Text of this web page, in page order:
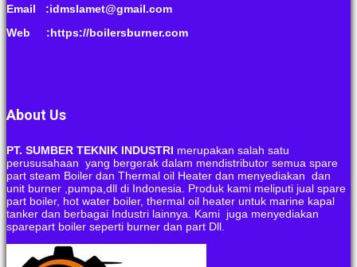
Email :idmslamet@gmail.com
Web :https://boilersburner.com
About Us
PT. SUMBER TEKNIK INDUSTRI merupakan salah satu
perususahaan yang bergerak dalam mendistributor semua spare
part steam Boiler dan Thermal oil Heater dan menyediakan dan
unit burner ,pumpa,dll di Indonesia. Produk kami meliputi jual spare
part boiler, hot water boiler, thermal oil heater untuk marine kapal
tanker dan berbagai Industri lainnya. Kami juga menyediakan
sparepart boiler seperti burner dan part Dll.